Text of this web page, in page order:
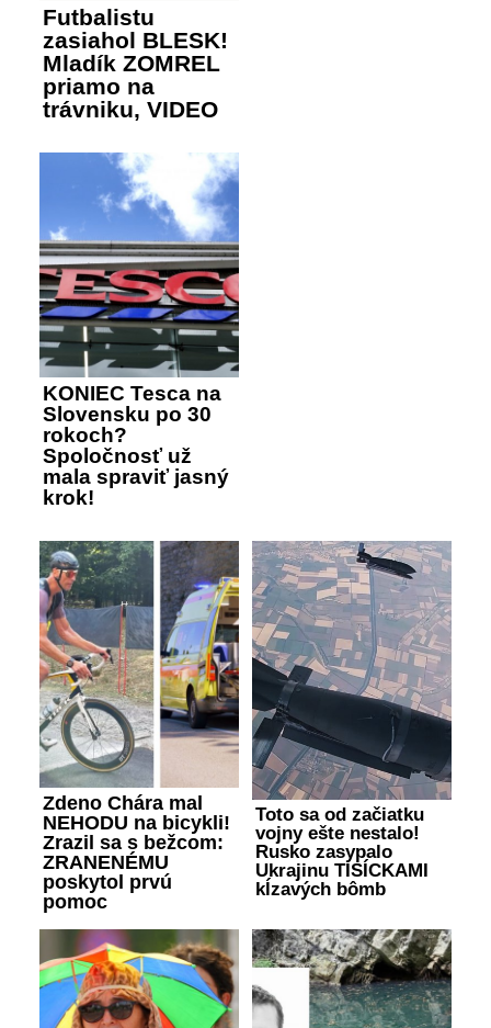
Futbalistu
zasiahol BLESK!
Mladík ZOMREL
priamo na
trávniku, VIDEO
KONIEC Tesca na
Slovensku po 30
rokoch?
Spoločnosť už
mala spraviť jasný
krok!
Zdeno Chára mal
NEHODU na bicykli!
Zrazil sa s bežcom:
ZRANENÉMU
poskytol prvú
pomoc
Toto sa od začiatku
vojny ešte nestalo!
Rusko zasypalo
Ukrajinu TISÍCKAMI
kĺzavých bômb